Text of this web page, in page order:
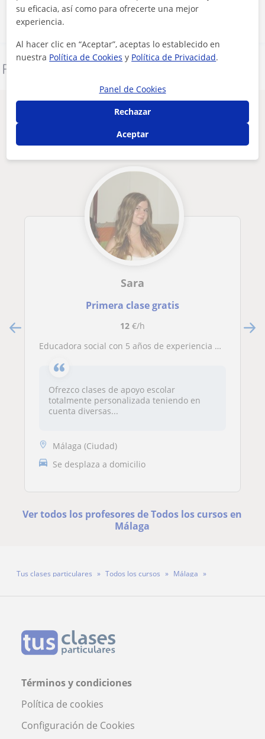
Otros profesores de Todos los cursos en
Málaga que pueden interesarte
Sara
Primera clase gratis
12€/h
Educadora social con 5 años de experiencia en clases particulares
Ofrezco clases de apoyo escolar
totalmente personalizada teniendo en
cuenta diversas...
Málaga (Ciudad)
Se desplaza a domicilio
Ver todos los profesores de Todos los cursos en
Málaga
Tus clases particulares Todos los cursos
Málaga
Términos y condiciones
Política de cookies
Configuración de Cookies
su eficacia, así como para ofrecerte una mejor
experiencia.
Al hacer clic en “Aceptar”, aceptas lo establecido en
nuestra Política de Cookies y Política de Privacidad.
Panel de Cookies
Rechazar
Aceptar